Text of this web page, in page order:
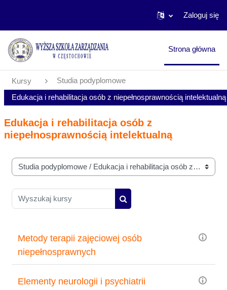
Zaloguj się
Strona główna
Kursy Studia podyplomowe
Edukacja i rehabilitacja osób z niepełnosprawnością intelektualną
Edukacja i rehabilitacja osób z
niepełnosprawnością intelektualną
Kategorie kursów
Wyszukaj kursy
Wyszukaj kursy
Metody terapii zajęciowej osób
niepełnosprawnych
Elementy neurologii i psychiatrii